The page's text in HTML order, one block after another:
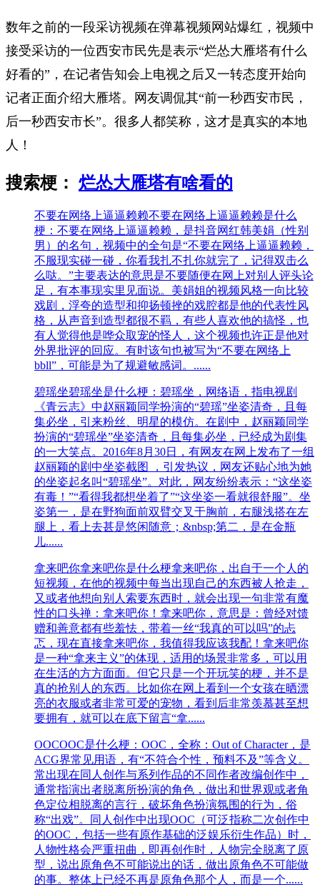
数年之前的一段采访视频在弹幕视频网站爆红，视频中
接受采访的一位西安市民先是表示“烂怂大雁塔有什么
好看的”，在记者告知会上电视之后又一转态度开始向
记者正面介绍大雁塔。网友调侃其“前一秒西安市民，
后一秒西安市长”。很多人都笑称，这才是真实的本地
人！
搜索梗： 烂怂大雁塔有啥看的
不要在网络上逼逼赖赖不要在网络上逼逼赖赖是什么
梗：不要在网络上逼逼赖赖，是抖音网红韩美娟（性别
男）的名句，视频中的全句是“不要在网络上逼逼赖赖，
不服现实碰一碰，你看我扎不扎你就完了，记得双击么
么哒。”主要表达的意思是不要随便在网上对别人评头论
足，有本事现实里见面说。美娟姐的视频风格一向比较
戏剧，浮夸的造型和抑扬顿挫的戏腔都是他的代表性风
格，从声音到造型都很不羁，有些人喜欢他的搞怪，也
有人觉得他是哗众取宠的怪人，这个视频也许正是他对
外界批评的回应。有时该句也被写为“不要在网络上
bbll”，可能是为了规避敏感词。......
碧瑶坐碧瑶坐是什么梗：碧瑶坐，网络语，指电视剧
《青云志》中赵丽颖同学扮演的“碧瑶”坐姿清奇，且每
集必坐，引来粉丝、明星的模仿。在剧中，赵丽颖同学
扮演的“碧瑶坐”坐姿清奇，且每集必坐，已经成为剧集
的一大笑点。2016年8月30日，有网友在网上发布了一组
赵丽颖的剧中坐姿截图 ，引发热议，网友还贴心地为她
的坐姿起名叫“碧瑶坐”。对此，网友纷纷表示：“这坐姿
有毒！”“看得我都想坐着了”“这坐姿一看就很舒服”。坐
姿第一，是在野狗面前双臂交叉于胸前，右腿浅搭在左
腿上，看上去甚是悠闲随意；&nbsp;第二，是在金瓶
儿......
拿来吧你拿来吧你是什么梗拿来吧你，出自于一个人的
短视频，在他的视频中每当出现自己的东西被人抢走，
又或者他想向别人索要东西时，就会出现一句非常有魔
性的口头禅：拿来吧你！拿来吧你，意思是：曾经对馈
赠和善意都有些羞怯，带着一丝“我真的可以吗”的忐
忑，现在直接拿来吧你，我值得我应该我配！拿来吧你
是一种“拿来主义”的体现，适用的场景非常多，可以用
在生活的方方面面。但它只是一个开玩笑的梗，并不是
真的抢别人的东西。比如你在网上看到一个女孩在晒漂
亮的衣服或者非常可爱的宠物，看到后非常羡慕甚至想
要拥有，就可以在底下留言“拿......
OOCOOC是什么梗：OOC，全称：Out of Character，是
ACG界常见用语，有“不符合个性，预料不及”等含义。
常出现在同人创作与系列作品的不同作者改编创作中，
通常指演出者脱离所扮演的角色，做出和世界观或者角
色定位相脱离的言行，破坏角色扮演氛围的行为，俗
称“出戏”。同人创作中出现OOC（可泛指称二次创作中
的OOC，包括一些有原作基础的泛娱乐衍生作品）时，
人物性格会严重扭曲，即再创作时，人物完全脱离了原
型，说出原角色不可能说出的话，做出原角色不可能做
的事。整体上已经不再是原角色那个人，而是一个......